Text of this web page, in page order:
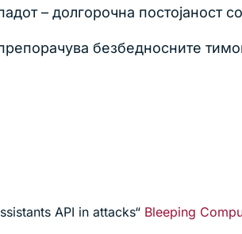
– долгорочна постојаност
безбедносните
API in attacks“ Bleeping